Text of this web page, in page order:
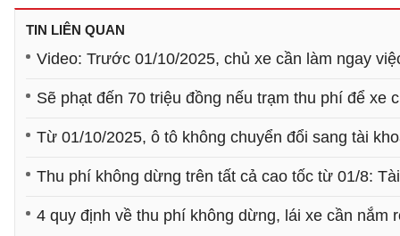
TIN LIÊN QUAN
Video: Trước 01/10/2025, chủ xe cần làm ngay
Sẽ phạt đến 70 triệu đồng nếu trạm thu phí để xe
Từ 01/10/2025, ô tô không chuyển đổi sang tài
Thu phí không dừng trên tất cả cao tốc từ 01/8:
4 quy định về thu phí không dừng, lái xe cần nắm